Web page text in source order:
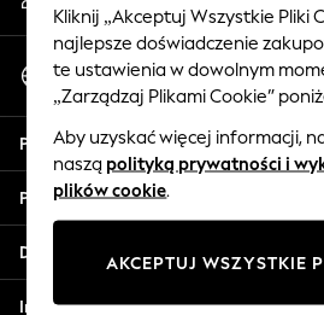
All Swimwear
All Beachwear
Bags & Accessories
Beach Dresses & Kaftans
Dresses
Flip Flops
Sliders
Jumpsuits & Playsuits
Sandals
Shorts
Zaloguj się na swoje konto
Wybierz Język
Polski
Pomoc
Prywatność i zasady prawne
Działy
Inne usługi
Kliknij „Akceptuj Wszystkie Pliki
najlepsze doświadczenie
te ustawienia w dowolnym
„Zarządzaj Plikami Cookie”
Aby uzyskać więcej informacji,
naszą polityką prywatności i
plików cookie.
AKCEPTUJ WSZYSTKIE